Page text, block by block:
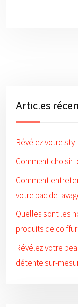
Articles
Révélez votre
Comment choisir
Comment
votre bac de
Quelles sont les
produits de
Révélez votre
détente sur-